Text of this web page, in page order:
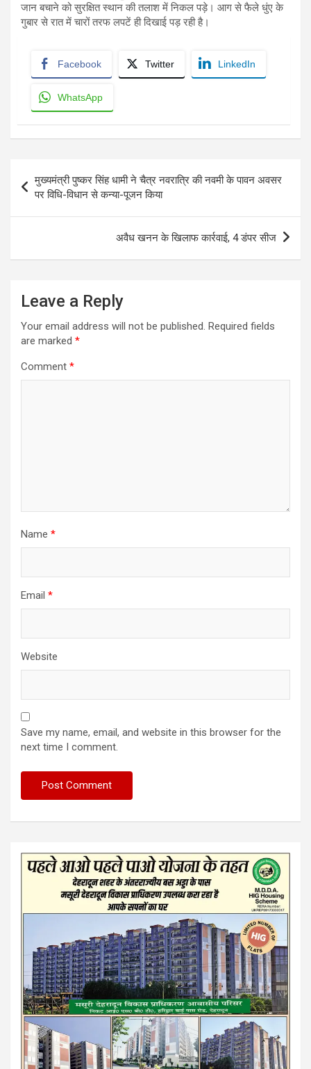
जान बचाने को सुरक्षित स्थान की तलाश में निकल पड़े। आग से फैले धुंए के
गुबार से रात में चारों तरफ लपटें ही दिखाई पड़ रही है।
Facebook Twitter LinkedIn
WhatsApp
navigation
मुख्यमंत्री पुष्कर सिंह धामी ने चैत्र नवरात्रि की नवमी के पावन अवसर
पर विधि-विधान से कन्या-पूजन किया
अवैध खनन के खिलाफ कार्रवाई, 4 डंपर सीज
Leave a Reply
Your email address will not be published. Required fields
are marked *
Comment *
Name *
Email *
Website
Save my name, email, and website in this browser for the
next time I comment.